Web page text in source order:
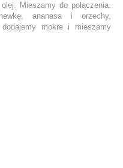
Mieszamy do połączenia.
ananasa i orzechy,
mokre i mieszamy